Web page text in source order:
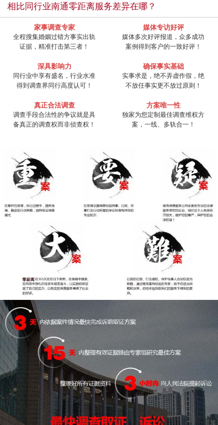
相比同行业南通零距离服务差异在哪？
家事调查专家
全程搜集婚姻过错方事实出轨
证据，精准打击第三者！
媒体专访好评
媒体多次好评报道，众多成功
案例得到客户的一致好评！
深具影响力
同行业中享有盛名，行业水准
得到调查界同行高度认可！
确保事实基础
实事求是，绝不弄虚作假，绝
不放任事实更不放过原则！
真正合法调查
调查手段合法性的争议就是具
备真正的调查权而非侦查权！
方案唯一性
独家为您定制最佳调查维权方
案，一线、多轨合一！